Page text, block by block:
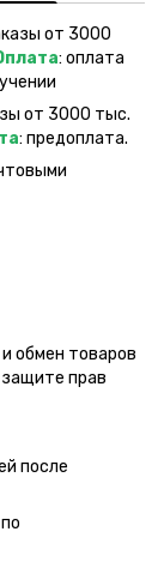
от 3000
: оплата
от 3000 тыс.
: предоплата.
обмен товаров
прав
после